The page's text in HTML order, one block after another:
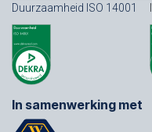
Duurzaamheid ISO 14001
In samenwerking met